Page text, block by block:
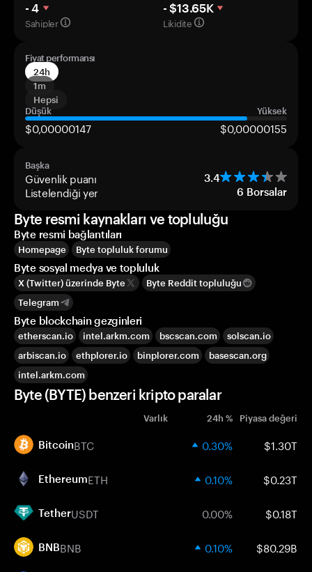
- 4
Sahipler
- $13.65K
Likidite
Fiyat performansı
24h
1m
Hepsi
Düşük
Yüksek
$0,00000147 $0,00000155
Başka
Güvenlik puanı 3.4
Listelendiği yer 6 Borsalar
Byte resmi kaynakları ve topluluğu
Byte resmi bağlantıları
Homepage Byte topluluk forumu
Byte sosyal medya ve topluluk
X (Twitter) üzerinde Byte
Byte Reddit topluluğu
Telegram
Byte blockchain gezginleri
etherscan.io intel.arkm.com bscscan.com
solscan.io
arbiscan.io
ethplorer.io binplorer.com
basescan.org
intel.arkm.com
Byte (BYTE) benzeri kripto paralar
Varlık 24h % Piyasa değeri
BitcoinBTC 0.30% $1.30T
EthereumETH 0.10% $0.23T
TetherUSDT 0.00% $0.18T
BNBBNB 0.10% $80.29B